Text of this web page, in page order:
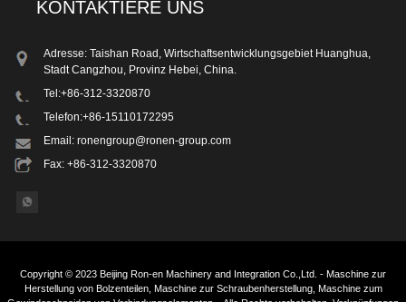
KONTAKTIERE UNS
Adresse: Taishan Road, Wirtschaftsentwicklungsgebiet Huanghua,
Stadt Cangzhou, Provinz Hebei, China.
Tel:+86-312-3320870
Telefon:+86-15110172295
Email:ronengroup@ronen-group.com
Fax: +86-312-3320870
Copyright © 2023 Beijing Ron-en Machinery and Integration Co.,Ltd. - Maschine zur
Herstellung von Bolzenteilen, Maschine zur Schraubenherstellung, Maschine zum